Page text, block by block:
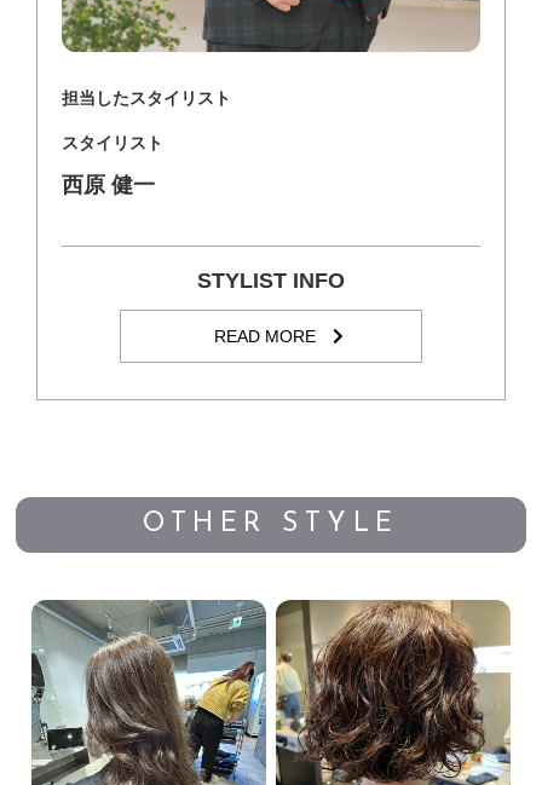
担当したスタイリスト
スタイリスト
西原 健一
STYLIST INFO
READ MORE
OTHER STYLE